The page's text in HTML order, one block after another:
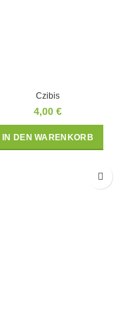
Czibis
4,00 €
IN DEN WARENKORB